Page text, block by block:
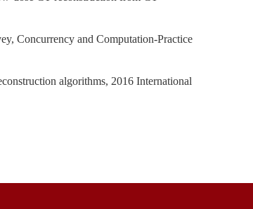
Concurrency and Computation-Practice
algorithms, 2016 International